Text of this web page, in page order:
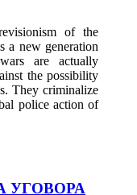
of the
a new generation
are actually
the possibility
They criminalize
police action of
УГОВОРА